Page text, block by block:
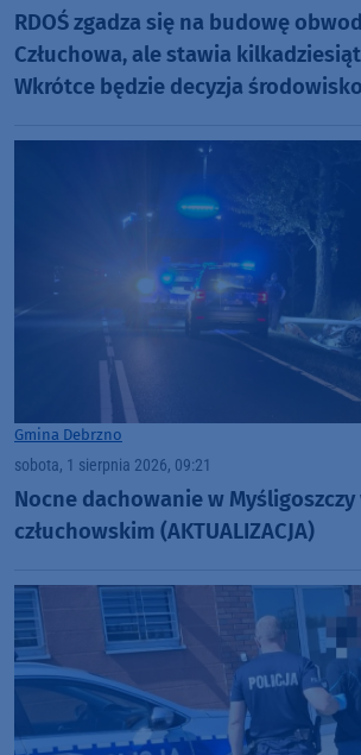
RDOŚ zgadza się na budowę
Człuchowa, ale stawia
Wkrótce będzie decyzja
Gmina Debrzno
sobota, 1 sierpnia 2026, 09:21
Nocne dachowanie w
człuchowskim (AKTUALIZACJA)